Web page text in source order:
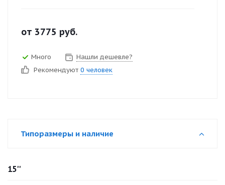
от 3775 руб.
Много
Нашли дешевле?
Рекомендуют 0 человек
Типоразмеры и наличие
15''